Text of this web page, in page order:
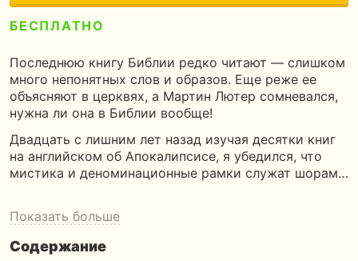
БЕСПЛАТНО
Последнюю книгу Библии редко читают — слишком
много непонятных слов и образов. Еще реже ее
объясняют в церквях, а Мартин Лютер сомневался,
нужна ли она в Библии вообще!
Двадцать с лишним лет назад изучая десятки книг
на английском об Апокалипсисе, я убедился, что
мистика и деноминационные рамки служат шорам…
Показать больше
Содержание